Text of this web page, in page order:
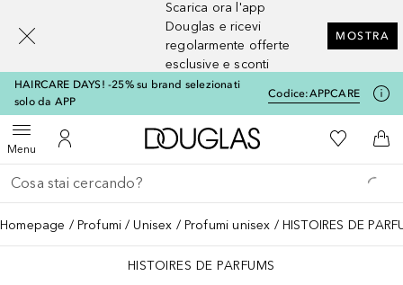
Scarica ora l'app
Douglas e ricevi
regolarmente offerte
esclusive e sconti
MOSTRA
HAIRCARE DAYS! -25% su brand selezionati
solo da APP
Codice:APPCARE
MenuApri menuAl Mio Account
A Douglas HomeAlla Mia
Al
Torna indietro
Esegui ricerca
Homepage Profumi Unisex Profumi unisex HISTOIRES DE
HISTOIRES DE PARFUMS
[navigation.slideout.screenreader]